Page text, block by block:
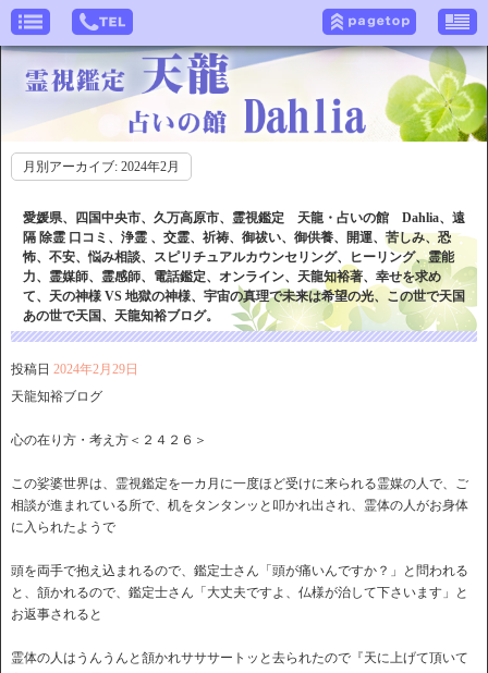
月別アーカイブ: 2024年2月
愛媛県、四国中央市、久万高原市、霊視鑑定 天龍・占いの館 Dahlia、遠
隔 除霊 口コミ、浄霊 、交霊、祈祷、御祓い、御供養、開運、苦しみ、恐
怖、不安、悩み相談、スピリチュアルカウンセリング、ヒーリング、霊能
力、霊媒師、霊感師、電話鑑定、オンライン、天龍知裕著、幸せを求め
て、天の神様 VS 地獄の神様、宇宙の真理で未来は希望の光、この世で天国
あの世で天国、天龍知裕ブログ。
投稿日 2024年2月29日
天龍知裕ブログ
心の在り方・考え方＜２４２６＞
この娑婆世界は、霊視鑑定を一カ月に一度ほど受けに来られる霊媒の人で、ご
相談が進まれている所で、机をタンタンッと叩かれ出され、霊体の人がお身体
に入られたようで
頭を両手で抱え込まれるので、鑑定士さん「頭が痛いんですか？」と問われる
と、頷かれるので、鑑定士さん「大丈夫ですよ、仏様が治して下さいます」と
お返事されると
霊体の人はうんうんと頷かれサササートッと去られたので『天に上げて頂いて